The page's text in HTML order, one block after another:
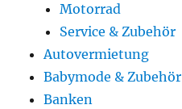
Motorrad
Service & Zubehör
Autovermietung
Babymode & Zubehör
Banken